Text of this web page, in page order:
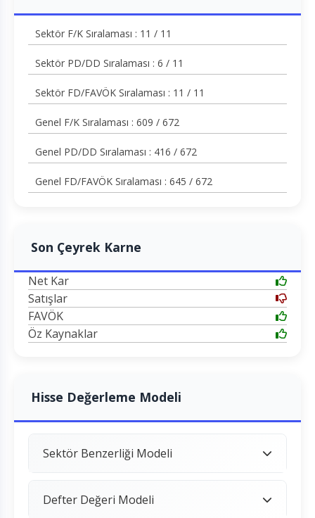
Sektör F/K Sıralaması : 11 / 11
Sektör PD/DD Sıralaması : 6 / 11
Sektör FD/FAVÖK Sıralaması : 11 / 11
Genel F/K Sıralaması : 609 / 672
Genel PD/DD Sıralaması : 416 / 672
Genel FD/FAVÖK Sıralaması : 645 / 672
Son Çeyrek Karne
Net Kar
Satışlar
FAVÖK
Öz Kaynaklar
Hisse Değerleme Modeli
Sektör Benzerliği Modeli
Defter Değeri Modeli